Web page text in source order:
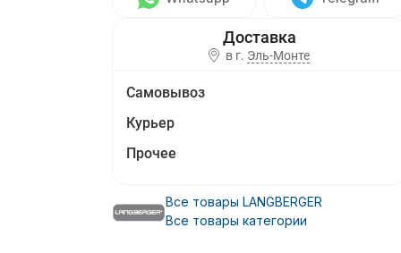
в г. Эль-Монте
Самовывоз
Курьер
Прочее
Все товары LANGBERGER
Все товары категории